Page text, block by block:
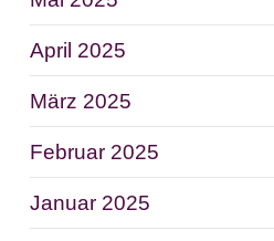
April 2025
März 2025
Februar 2025
Januar 2025